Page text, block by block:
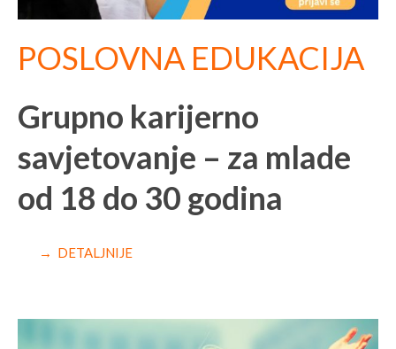
POSLOVNA EDUKACIJA
Grupno karijerno
savjetovanje – za mlade
od 18 do 30 godina
→ DETALJNIJE